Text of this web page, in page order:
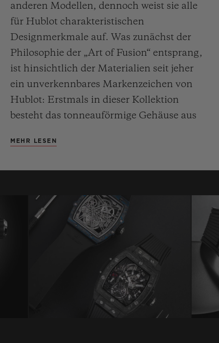
anderen Modellen, dennoch weist sie alle
für Hublot charakteristischen
Designmerkmale auf. Was zunächst der
Philosophie der „Art of Fusion“ entsprang,
ist hinsichtlich der Materialien seit jeher
ein unverkennbares Markenzeichen von
Hublot: Erstmals in dieser Kollektion
besteht das tonneauförmige Gehäuse aus
Details. Die Lünette, die aus demselben
während der Gehäuseboden, ebenfalls aus
Carbon, ein Saphirglas umschließt.
MEHR LESEN